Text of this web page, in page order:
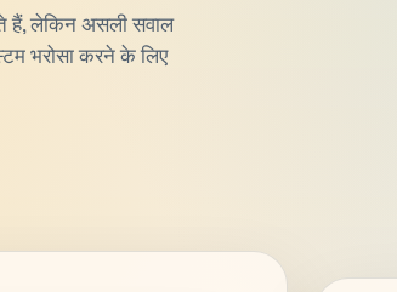
हैं, लेकिन असली सवाल
भरोसा करने के लिए